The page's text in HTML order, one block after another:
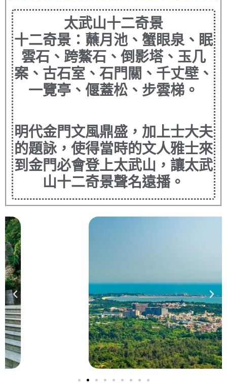
太武山十二奇景
十二奇景：蘸月池、蟹眼泉、眠
雲石、跨鰲石、倒影塔、玉几
案、古石室、石門關、千丈壁、
一覽亭、偃蓋松、步雲梯。
明代金門文風鼎盛，加上士大夫
的題詠，使得當時的文人雅士來
到金門必會登上太武山，讓太武
山十二奇景聲名遠播。